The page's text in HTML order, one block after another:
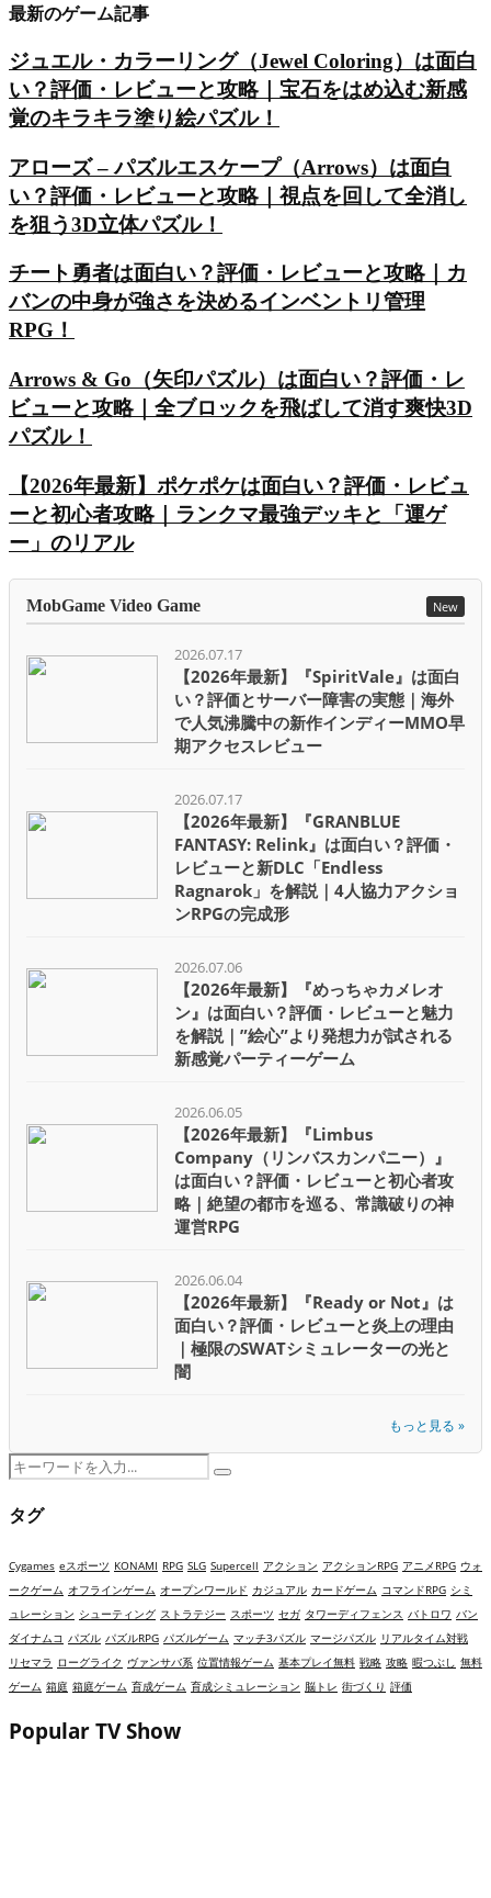
最新のゲーム記事
ジュエル・カラーリング（Jewel Coloring）は面白
い？評価・レビューと攻略｜宝石をはめ込む新感
覚のキラキラ塗り絵パズル！
アローズ – パズルエスケープ（Arrows）は面白
い？評価・レビューと攻略｜視点を回して全消し
を狙う3D立体パズル！
チート勇者は面白い？評価・レビューと攻略｜カ
バンの中身が強さを決めるインベントリ管理
RPG！
Arrows & Go（矢印パズル）は面白い？評価・レ
ビューと攻略｜全ブロックを飛ばして消す爽快3D
パズル！
【2026年最新】ポケポケは面白い？評価・レビュ
ーと初心者攻略｜ランクマ最強デッキと「運ゲ
ー」のリアル
MobGame Video Game New
2026.07.17
【2026年最新】『SpiritVale』は面白
い？評価とサーバー障害の実態｜海外
で人気沸騰中の新作インディーMMO早
期アクセスレビュー
2026.07.17
【2026年最新】『GRANBLUE
FANTASY: Relink』は面白い？評価・
レビューと新DLC「Endless
Ragnarok」を解説｜4人協力アクショ
ンRPGの完成形
2026.07.06
【2026年最新】『めっちゃカメレオ
ン』は面白い？評価・レビューと魅力
を解説｜”絵心”より発想力が試される
新感覚パーティーゲーム
2026.06.05
【2026年最新】『Limbus
Company（リンバスカンパニー）』
は面白い？評価・レビューと初心者攻
略｜絶望の都市を巡る、常識破りの神
運営RPG
2026.06.04
【2026年最新】『Ready or Not』は
面白い？評価・レビューと炎上の理由
｜極限のSWATシミュレーターの光と
闇
もっと見る »
Search
for:
Search
タグ
Cygames eスポーツ KONAMI RPG SLG Supercell アクション アクションRPG アニメRPG ウォ
ークゲーム オフラインゲーム オープンワールド カジュアル カードゲーム コマンドRPG シミ
ュレーション シューティング ストラテジー スポーツ セガ タワーディフェンス バトロワ バン
ダイナムコ パズル パズルRPG パズルゲーム マッチ3パズル マージパズル リアルタイム対戦
リセマラ ローグライク ヴァンサバ系 位置情報ゲーム 基本プレイ無料 戦略 攻略 暇つぶし 無料
ゲーム 箱庭 箱庭ゲーム 育成ゲーム 育成シミュレーション 脳トレ 街づくり 評価
Popular TV Show